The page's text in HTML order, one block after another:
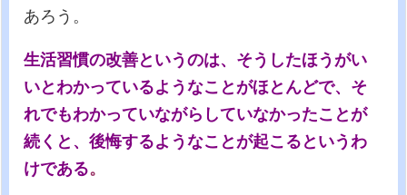
あろう。
生活習慣の改善というのは、そうしたほうがい
いとわかっているようなことがほとんどで、そ
れでもわかっていながらしていなかったことが
続くと、後悔するようなことが起こるというわ
けである。